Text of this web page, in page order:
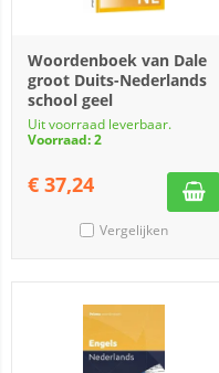
Woordenboek van Dale
groot Duits-Nederlands
school geel
Uit voorraad leverbaar.
Voorraad: 2
€ 37,24
Vergelijken